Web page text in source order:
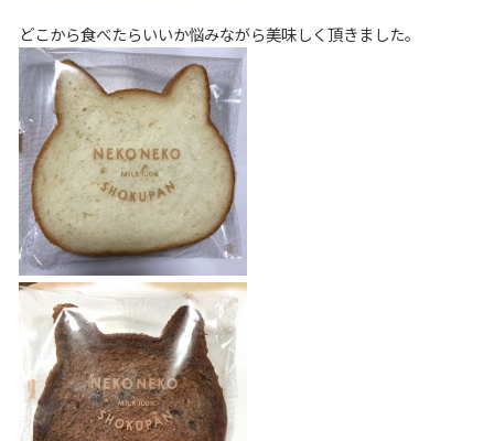
どこから食べたらいいか悩みながら美味しく頂きました。